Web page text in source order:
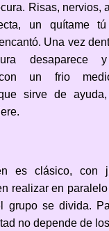
Risas, nervios,
un quítame
Una vez
desaparece
con un frio
sirve de
es clásico, con
realizar en
grupo se divida.
no depende de